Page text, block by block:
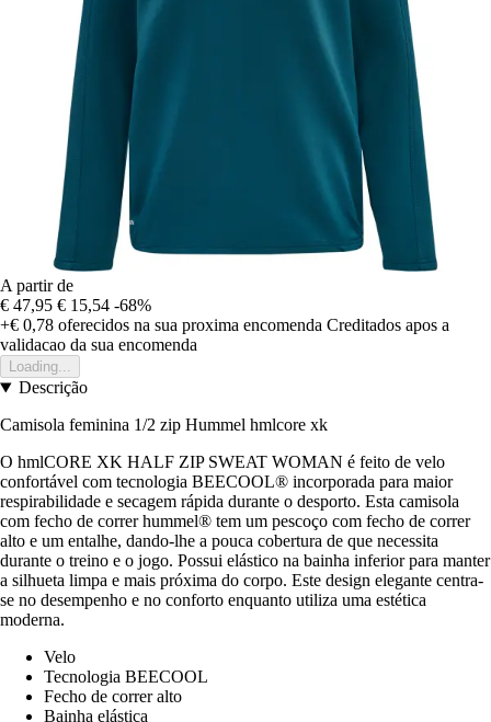
A partir de
€ 47,95 € 15,54 -68%
+€ 0,78 oferecidos na sua proxima encomenda Creditados apos a
validacao da sua encomenda
Loading...
Descrição
Camisola feminina 1/2 zip Hummel hmlcore xk
O hmlCORE XK HALF ZIP SWEAT WOMAN é feito de velo
confortável com tecnologia BEECOOL® incorporada para maior
respirabilidade e secagem rápida durante o desporto. Esta camisola
com fecho de correr hummel® tem um pescoço com fecho de correr
alto e um entalhe, dando-lhe a pouca cobertura de que necessita
durante o treino e o jogo. Possui elástico na bainha inferior para manter
a silhueta limpa e mais próxima do corpo. Este design elegante centra-
se no desempenho e no conforto enquanto utiliza uma estética
moderna.
Velo
Tecnologia BEECOOL
Fecho de correr alto
Bainha elástica